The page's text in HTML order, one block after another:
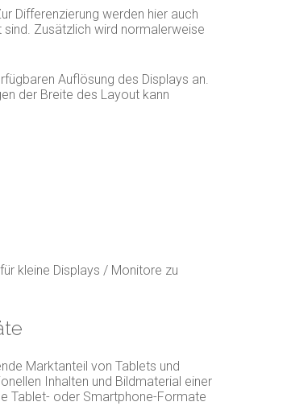
Differenzierung werden hier auch
Zusätzlich wird normalerweise
Auflösung des Displays an.
der Breite des Layout kann
kleine Displays / Monitore zu
Marktanteil von Tablets und
Inhalten und Bildmaterial einer
Tablet- oder Smartphone-Formate